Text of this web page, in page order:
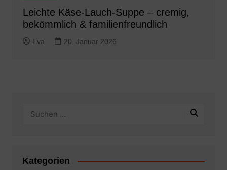
Leichte Käse-Lauch-Suppe – cremig,
bekömmlich & familienfreundlich
Eva 20. Januar 2026
Kategorien